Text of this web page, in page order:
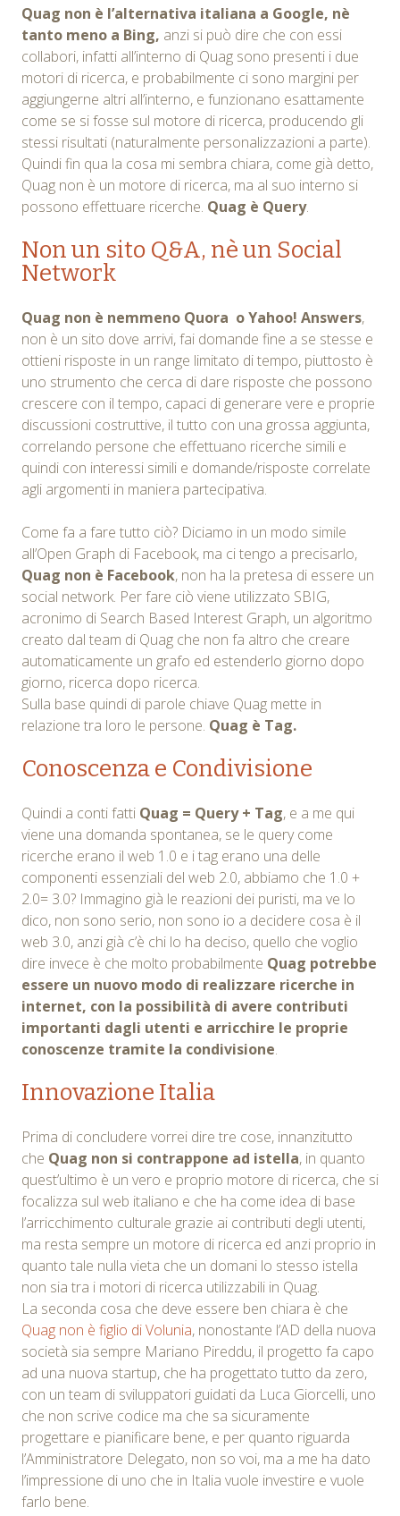
Quag non è l’alternativa italiana a Google, nè
tanto meno a Bing, anzi si può dire che con essi
collabori, infatti all’interno di Quag sono presenti i due
motori di ricerca, e probabilmente ci sono margini per
aggiungerne altri all’interno, e funzionano esattamente
come se si fosse sul motore di ricerca, producendo gli
stessi risultati (naturalmente personalizzazioni a parte).
Quindi fin qua la cosa mi sembra chiara, come già detto,
Quag non è un motore di ricerca, ma al suo interno si
possono effettuare ricerche. Quag è Query.
Non un sito Q&A, nè un Social
Network
Quag non è nemmeno Quora o Yahoo! Answers,
non è un sito dove arrivi, fai domande fine a se stesse e
ottieni risposte in un range limitato di tempo, piuttosto è
uno strumento che cerca di dare risposte che possono
crescere con il tempo, capaci di generare vere e proprie
discussioni costruttive, il tutto con una grossa aggiunta,
correlando persone che effettuano ricerche simili e
quindi con interessi simili e domande/risposte correlate
agli argomenti in maniera partecipativa.
Come fa a fare tutto ciò? Diciamo in un modo simile
all’Open Graph di Facebook, ma ci tengo a precisarlo,
Quag non è Facebook, non ha la pretesa di essere un
social network. Per fare ciò viene utilizzato SBIG,
acronimo di Search Based Interest Graph, un algoritmo
creato dal team di Quag che non fa altro che creare
automaticamente un grafo ed estenderlo giorno dopo
giorno, ricerca dopo ricerca.
Sulla base quindi di parole chiave Quag mette in
relazione tra loro le persone. Quag è Tag.
Conoscenza e Condivisione
Quindi a conti fatti Quag = Query + Tag, e a me qui
viene una domanda spontanea, se le query come
ricerche erano il web 1.0 e i tag erano una delle
componenti essenziali del web 2.0, abbiamo che 1.0 +
2.0= 3.0? Immagino già le reazioni dei puristi, ma ve lo
dico, non sono serio, non sono io a decidere cosa è il
web 3.0, anzi già c’è chi lo ha deciso, quello che voglio
dire invece è che molto probabilmente Quag potrebbe
essere un nuovo modo di realizzare ricerche in
internet, con la possibilità di avere contributi
importanti dagli utenti e arricchire le proprie
conoscenze tramite la condivisione.
Innovazione Italia
Prima di concludere vorrei dire tre cose, innanzitutto
che Quag non si contrappone ad istella, in quanto
quest’ultimo è un vero e proprio motore di ricerca, che si
focalizza sul web italiano e che ha come idea di base
l’arricchimento culturale grazie ai contributi degli utenti,
ma resta sempre un motore di ricerca ed anzi proprio in
quanto tale nulla vieta che un domani lo stesso istella
non sia tra i motori di ricerca utilizzabili in Quag.
La seconda cosa che deve essere ben chiara è che
Quag non è figlio di Volunia, nonostante l’AD della nuova
società sia sempre Mariano Pireddu, il progetto fa capo
ad una nuova startup, che ha progettato tutto da zero,
con un team di sviluppatori guidati da Luca Giorcelli, uno
che non scrive codice ma che sa sicuramente
progettare e pianificare bene, e per quanto riguarda
l’Amministratore Delegato, non so voi, ma a me ha dato
l’impressione di uno che in Italia vuole investire e vuole
farlo bene.